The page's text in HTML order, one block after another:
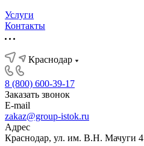
Услуги
Контакты
Краснодар
8 (800) 600-39-17
Заказать звонок
E-mail
zakaz@group-istok.ru
Адрес
Краснодар, ул. им. В.Н. Мачуги 4